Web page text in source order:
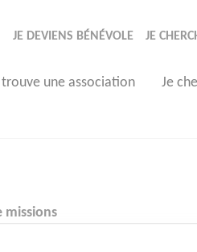
JE DEVIENS BÉNÉVOLE JE
trouve une association Je
missions